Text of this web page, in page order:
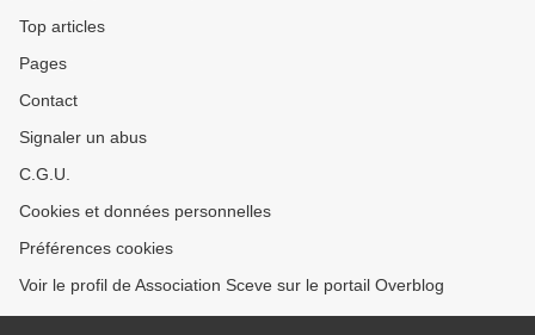
Top articles
Pages
Contact
Signaler un abus
C.G.U.
Cookies et données personnelles
Préférences cookies
Voir le profil de Association Sceve sur le portail Overblog